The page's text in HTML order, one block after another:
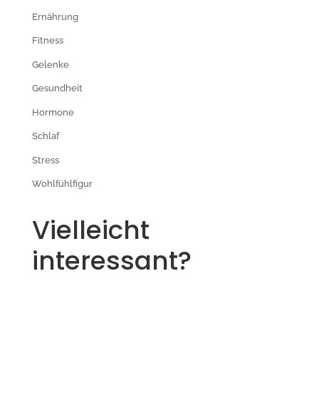
Ernährung
Fitness
Gelenke
Gesundheit
Hormone
Schlaf
Stress
Wohlfühlfigur
Vielleicht
interessant?